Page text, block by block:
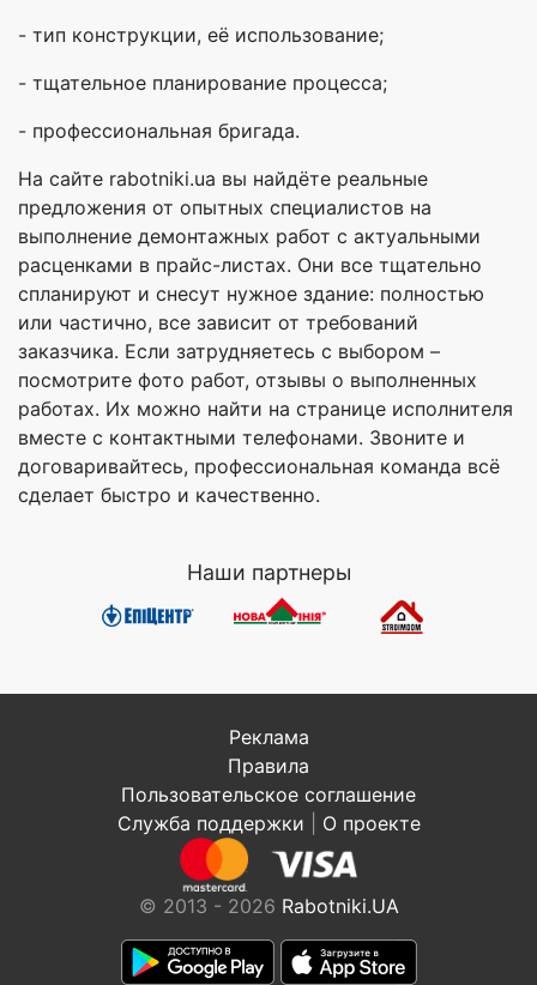
- тип конструкции, её использование;
- тщательное планирование процесса;
- профессиональная бригада.
На сайте rabotniki.ua вы найдёте реальные
предложения от опытных специалистов на
выполнение демонтажных работ с актуальными
расценками в прайс-листах. Они все тщательно
спланируют и снесут нужное здание: полностью
или частично, все зависит от требований
заказчика. Если затрудняетесь с выбором –
посмотрите фото работ, отзывы о выполненных
работах. Их можно найти на странице исполнителя
вместе с контактными телефонами. Звоните и
договаривайтесь, профессиональная команда всё
сделает быстро и качественно.
Наши партнеры
Реклама
Правила
Пользовательское соглашение
Служба поддержки
О проекте
© 2013 - 2026 Rabotniki.UA